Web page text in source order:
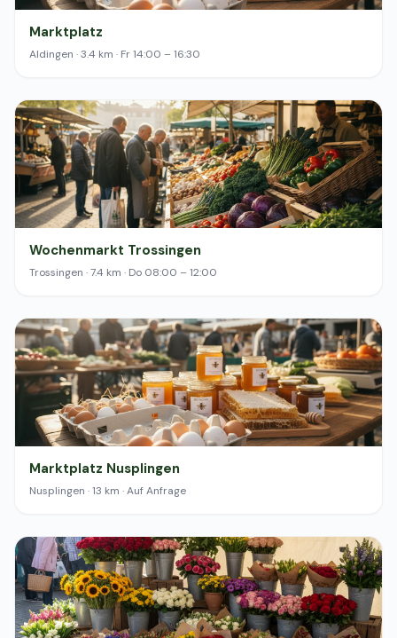
Marktplatz
Aldingen · 3.4 km · Fr 14:00 – 16:30
Wochenmarkt Trossingen
Trossingen · 7.4 km · Do 08:00 – 12:00
Marktplatz Nusplingen
Nusplingen · 13 km · Auf Anfrage